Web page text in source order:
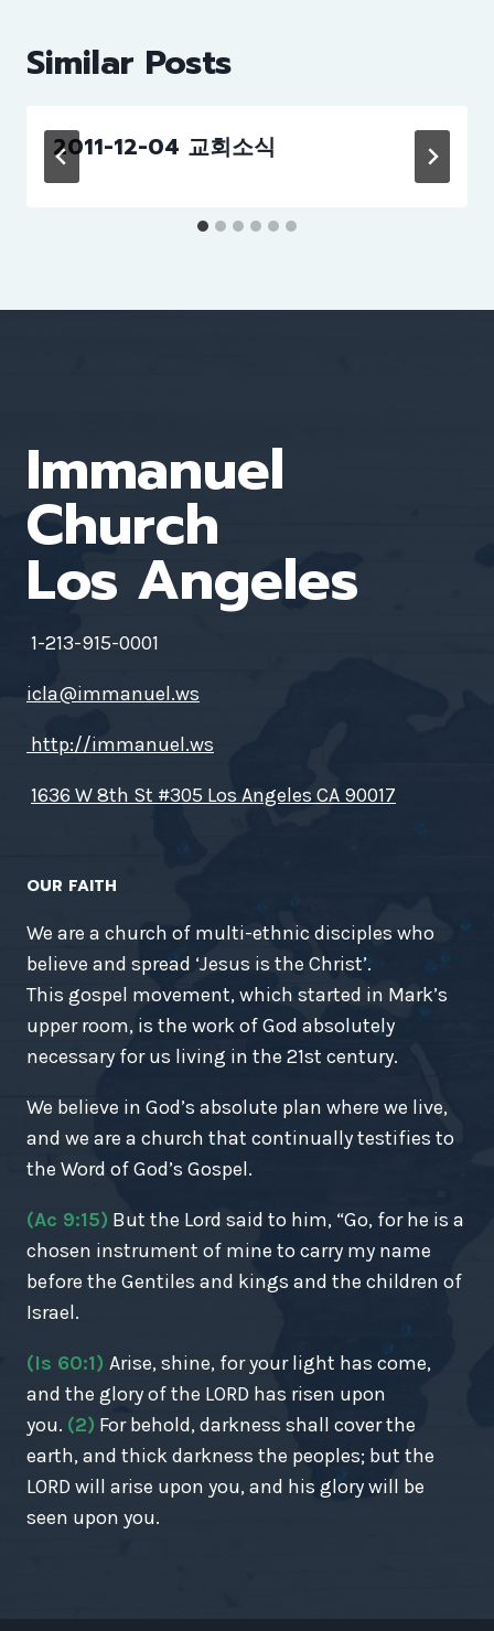
Similar Posts
2011-12-04 교회소식
Immanuel
Church
Los Angeles
1-213-915-0001
icla@immanuel.ws
http://immanuel.ws
1636 W 8th St #305 Los Angeles CA 90017
OUR FAITH
We are a church of multi-ethnic disciples who
believe and spread ‘Jesus is the Christ’.
This gospel movement, which started in Mark’s
upper room, is the work of God absolutely
necessary for us living in the 21st century.
We believe in God’s absolute plan where we live,
and we are a church that continually testifies to
the Word of God’s Gospel.
(Ac 9:15) But the Lord said to him, “Go, for he is a
chosen instrument of mine to carry my name
before the Gentiles and kings and the children of
Israel.
(Is 60:1) Arise, shine, for your light has come,
and the glory of the LORD has risen upon
you. (2) For behold, darkness shall cover the
earth, and thick darkness the peoples; but the
LORD will arise upon you, and his glory will be
seen upon you.